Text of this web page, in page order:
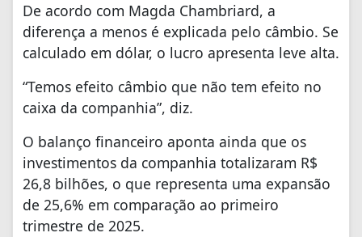
De acordo com Magda Chambriard, a
diferença a menos é explicada pelo câmbio. Se
calculado em dólar, o lucro apresenta leve alta.
“Temos efeito câmbio que não tem efeito no
caixa da companhia”, diz.
O balanço financeiro aponta ainda que os
investimentos da companhia totalizaram R$
26,8 bilhões, o que representa uma expansão
de 25,6% em comparação ao primeiro
trimestre de 2025.